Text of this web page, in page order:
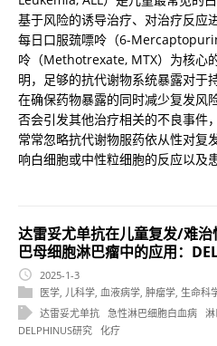
基于风险的诱导治疗、对治疗反应
每日口服巯嘌呤（6-
呤（Methotrexate, MTX）为核心
明，足够的抗代谢物系统暴露对于
在确保药物暴露的同时减少复发风
否会引发其他治疗相关的不良事件
常常忽略抗代谢物服药依从性对复
响白细胞或中性粒细胞的反应以及
达雷妥尤单抗在儿童复发/难
巴母细胞淋巴瘤中的应用：
2025-1-3
医学 儿科学 血液病学 肿瘤学 生命科
达雷妥尤单抗 急性淋巴细胞白血病
DELPHINUS研究 化疗